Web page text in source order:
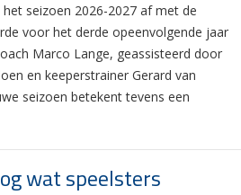
seizoen 2026-2027 af met de
voor het derde opeenvolgende jaar
Marco Lange, geassisteerd door
en keeperstrainer Gerard van
seizoen betekent tevens een
wat speelsters